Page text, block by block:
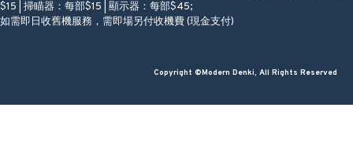
$15 | 掃瞄器：每部$15 | 顯示器：每部$45;
如需即日收舊機服務，需即場另付收機費 (現金支付)
Copyright ©Modern Denki, All Rights Reserved